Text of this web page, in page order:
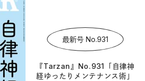
最新号 No.931
『Tarzan』No.931「自律神
経ゆったりメンテナンス術」